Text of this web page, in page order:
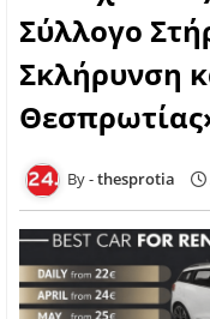
Σύλλογο
Σκλήρυνση
thesprotia